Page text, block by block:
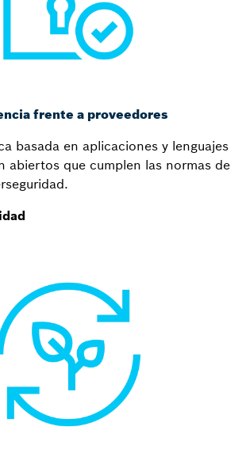
frente a proveedores
basada en aplicaciones y lenguajes
abiertos que cumplen las normas de